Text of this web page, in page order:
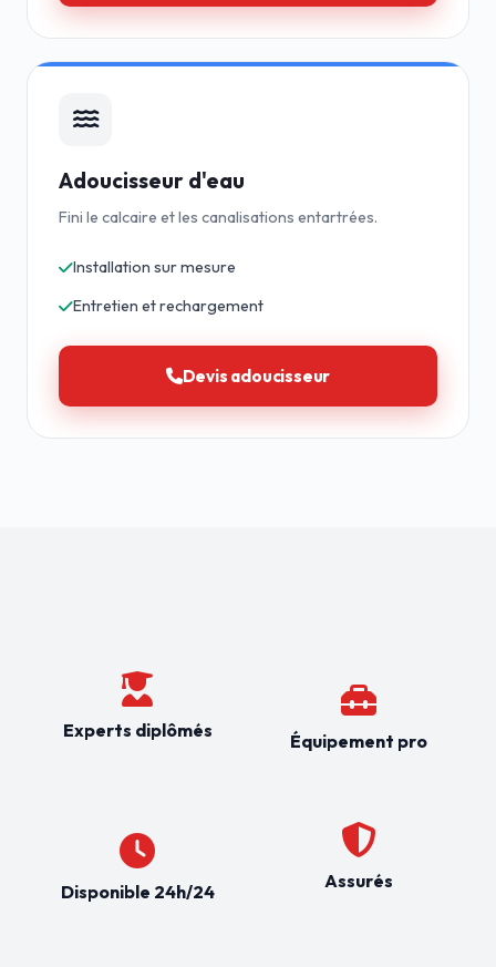
Adoucisseur d'eau
Fini le calcaire et les canalisations entartrées.
Installation sur mesure
Entretien et rechargement
Devis adoucisseur
Experts diplômés
Disponible 24h/24
Équipement pro
Assurés